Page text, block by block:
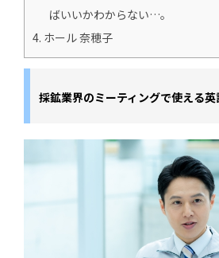
ばいいかわからない…。
4. ホール 奈穂子
採鉱業界のミーティングで使える